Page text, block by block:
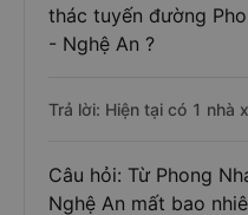
thác tuyến đường
- Nghệ An ?
Trả lời: Hiện tại có 1 nhà
Câu hỏi: Từ Phong
Nghệ An mất bao